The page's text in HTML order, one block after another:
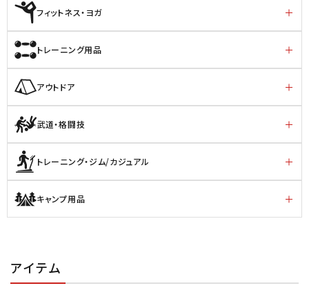
フィットネス・ヨガ
トレーニング用品
アウトドア
武道・格闘技
トレーニング・ジム/カジュアル
キャンプ用品
アイテム